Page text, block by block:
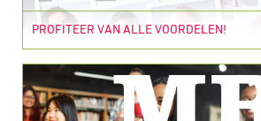
PROFITEER VAN ALLE VOORDELEN!